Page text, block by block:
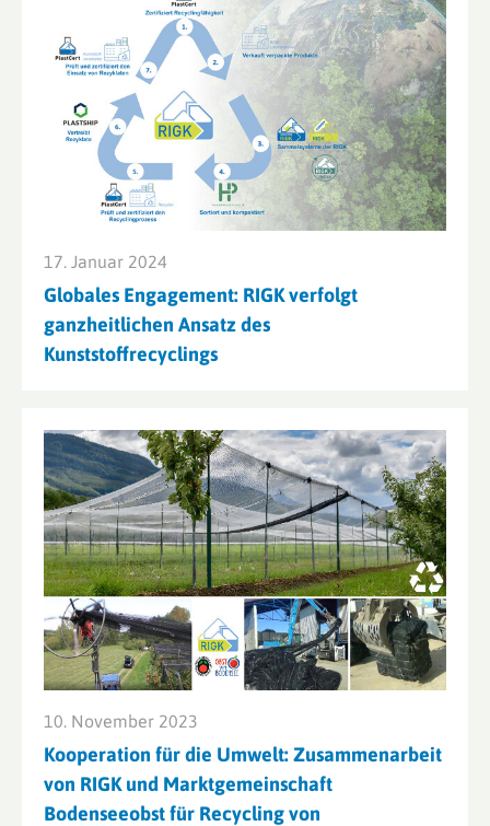
17. Januar 2024
Globales Engagement: RIGK verfolgt
ganzheitlichen Ansatz des
Kunststoffrecyclings
10. November 2023
Kooperation für die Umwelt: Zusammenarbeit
von RIGK und Marktgemeinschaft
Bodenseeobst für Recycling von